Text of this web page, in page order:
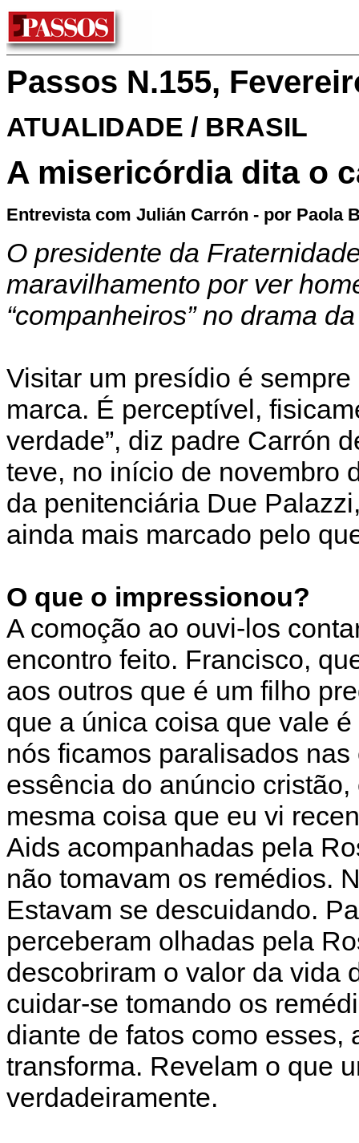
Passos N.155,
ATUALIDADE / BRASIL
A misericórdia dita o
Entrevista com Julián Carrón - por Paola
O presidente da
maravilhamento por ver
“companheiros” no drama
Visitar um presídio é
marca. É perceptível,
verdade”, diz padre Carrón
teve, no início de novembro
da penitenciária Due
ainda mais marcado pelo
O que o impressionou?
A comoção ao ouvi-los
encontro feito. Francisco,
aos outros que é um filho
que a única coisa que vale
nós ficamos paralisados
essência do anúncio
mesma coisa que eu vi
Aids acompanhadas pela
não tomavam os remédios.
Estavam se descuidando.
perceberam olhadas pela
descobriram o valor da vida
cuidar-se tomando os
diante de fatos como esses,
transforma. Revelam o que
verdadeiramente.